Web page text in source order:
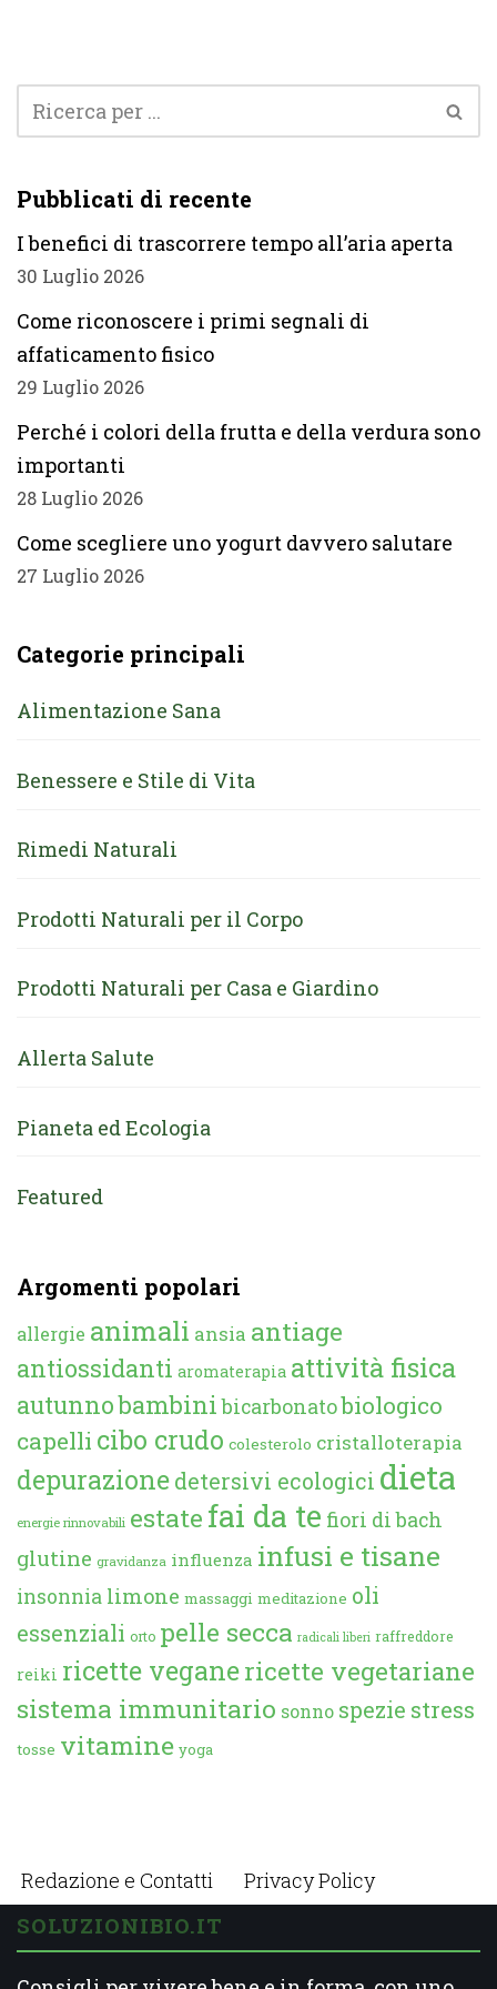
Pubblicati di recente
I benefici di trascorrere tempo all’aria aperta
30 Luglio 2026
Come riconoscere i primi segnali di
affaticamento fisico
29 Luglio 2026
Perché i colori della frutta e della verdura sono
importanti
28 Luglio 2026
Come scegliere uno yogurt davvero salutare
27 Luglio 2026
Categorie principali
Alimentazione Sana
Benessere e Stile di Vita
Rimedi Naturali
Prodotti Naturali per il Corpo
Prodotti Naturali per Casa e Giardino
Allerta Salute
Pianeta ed Ecologia
Featured
Argomenti popolari
allergie animali ansia antiage
antiossidanti aromaterapia attività fisica
autunnobambini bicarbonatobiologico
capelli cibo crudo colesterolo cristalloterapia
depurazione detersivi ecologici dieta
energie rinnovabili estate fai da te fiori di bach
glutine gravidanza influenza infusi e tisane
insonnia limone massaggi meditazione oli
essenziali orto pelle secca radicali liberi raffreddore
reiki ricette veganericette vegetariane
sistema immunitario sonno spezie stress
tosse vitamine yoga
Redazione e Contatti Privacy Policy
SOLUZIONIBIO.IT